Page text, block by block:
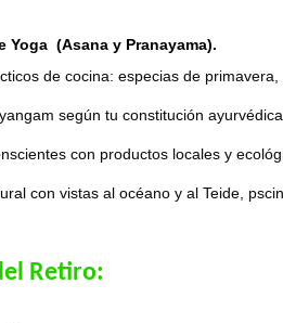
Yoga (Asana y Pranayama).
de cocina: especias de primavera,
según tu constitución
con productos locales y
con vistas al océano y al Teide,
Retiro: